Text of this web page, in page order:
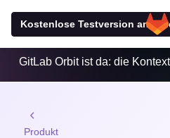
Kostenlose Testversion
GitLab Orbit ist da: die
Produkt